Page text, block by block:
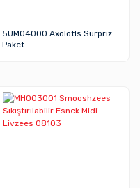
5UM04000 Axolotls Sürpriz
Paket